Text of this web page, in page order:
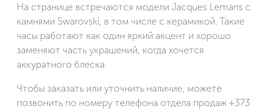
На странице встречаются модели Jacques Lemans с
камнями Swarovski, в том числе с керамикой. Такие
часы работают как один яркий акцент и хорошо
заменяют часть украшений, когда хочется
аккуратного блеска.
Чтобы заказать или уточнить наличие, можете
позвонить по номеру телефона отдела продаж +373